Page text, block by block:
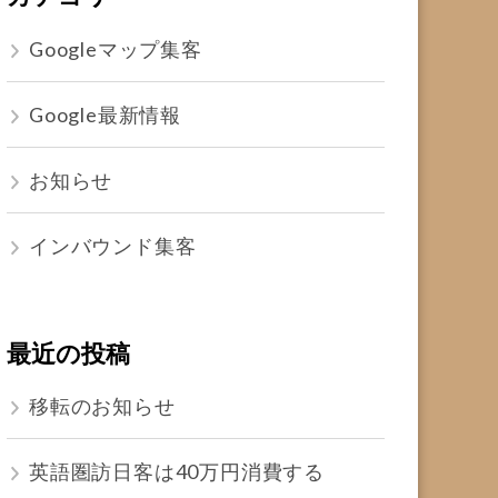
Googleマップ集客
Google最新情報
お知らせ
インバウンド集客
最近の投稿
移転のお知らせ
英語圏訪日客は40万円消費する